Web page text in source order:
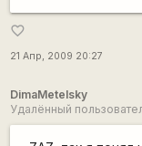
favorite_border
21 Апр, 2009 20:27
DimaMetelsky
Удалённый